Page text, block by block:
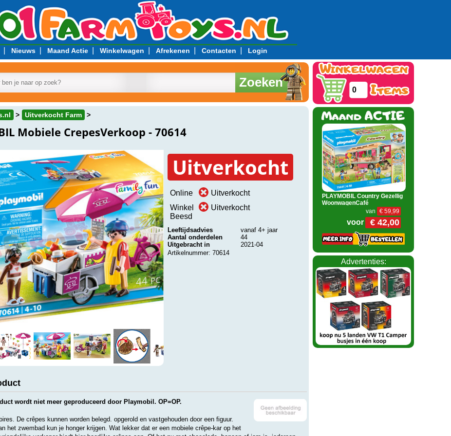
Nieuws| Maand Actie| Winkelwagen Afrekenen Contacten Login
Zoeken
Uitverkocht Farm
Mobiele CrepesVerkoop - 70614
Uitverkocht
Online
Uitverkocht
Winkel
Beesd
Uitverkocht
Leeftijdsadvies
vanaf 4+ jaar
Aantal onderdelen
44
Uitgebracht in
2021-04
Artikelnummer: 70614
wordt niet meer geproduceerd door Playmobil. OP=OP.
De crêpes kunnen worden belegd. opgerold en vastgehouden door een figuur.
het zwembad kun je honger krijgen. Wat lekker dat er een mobiele crêpe-kar op het
0
PLAYMOBIL Country Gezellig
WoonwagenCafé
€ 59,99
van
€ 42,00
voor
Advertenties: